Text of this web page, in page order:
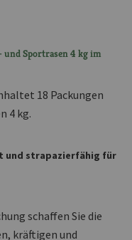
Sportrasen 4 kg im
18 Packungen
4 kg.
und strapazierfähig für
schaffen Sie die
kräftigen und